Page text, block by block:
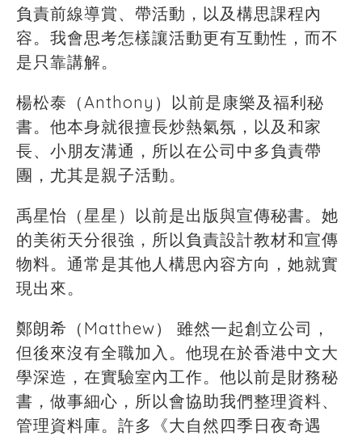
負責前線導賞、帶活動，以及構思課程內
容。我會思考怎樣讓活動更有互動性，而不
是只靠講解。
楊松泰（Anthony）以前是康樂及福利秘
書。他本身就很擅長炒熱氣氛，以及和家
長、小朋友溝通，所以在公司中多負責帶
團，尤其是親子活動。
禹星怡（星星）以前是出版與宣傳秘書。她
的美術天分很強，所以負責設計教材和宣傳
物料。通常是其他人構思內容方向，她就實
現出來。
鄭朗希（Matthew） 雖然一起創立公司，
但後來沒有全職加入。他現在於香港中文大
學深造，在實驗室內工作。他以前是財務秘
書，做事細心，所以會協助我們整理資料、
管理資料庫。許多《大自然四季日夜奇遇